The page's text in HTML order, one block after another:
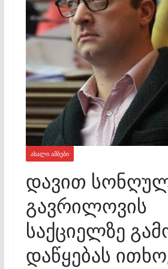
ᲐᲮᲐᲚᲘ ᲐᲛᲑᲔᲑᲘ
დავით
გავრილოვის
საქციელზე
დაწყებას